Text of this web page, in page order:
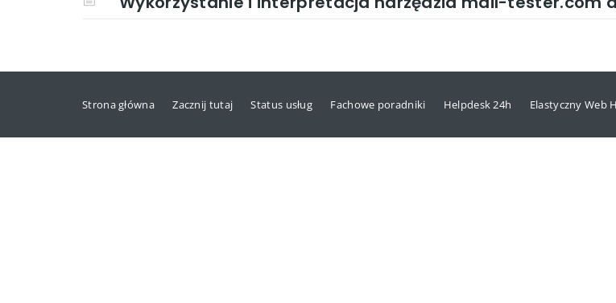
Strona główna Zacznij tutaj Status usług Fachowe poradniki Helpdesk 24h Elastyczny Web